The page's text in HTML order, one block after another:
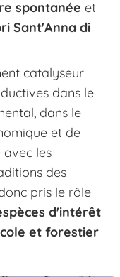
spontanée et
Sant'Anna di
catalyseur
dans le
dans le
et de
les
des
pris le rôle
d'intérêt
et forestier